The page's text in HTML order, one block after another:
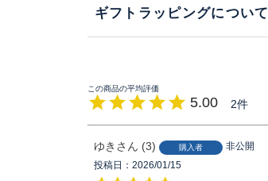
ギフトラッピングについて
5.00 2
ゆき 3 購入者
非公開
投稿日
2026/01/15